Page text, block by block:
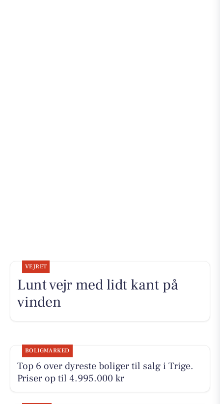
VEJRET
Lunt vejr med lidt kant på
vinden
BOLIGMARKED
Top 6 over dyreste boliger til salg i Trige.
Priser op til 4.995.000 kr